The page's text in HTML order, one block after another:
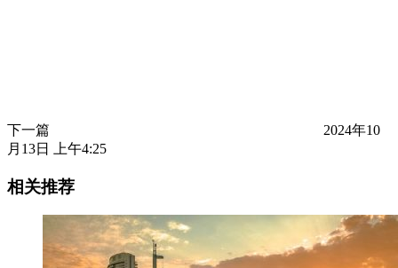
下一篇
2024年10
月13日 上午4:25
相关推荐